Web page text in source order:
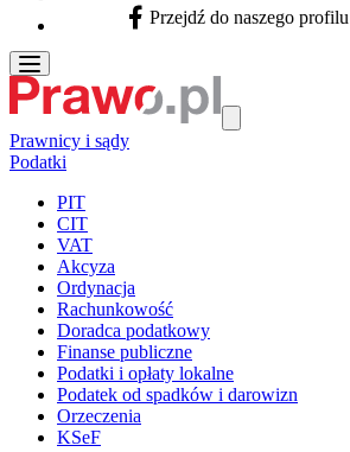
Facebook - otwiera się w nowej karcie
Przejdź do naszego
Prawnicy i sądy
Podatki
PIT
CIT
VAT
Akcyza
Ordynacja
Rachunkowość
Doradca podatkowy
Finanse publiczne
Podatki i opłaty lokalne
Podatek od spadków i darowizn
Orzeczenia
KSeF